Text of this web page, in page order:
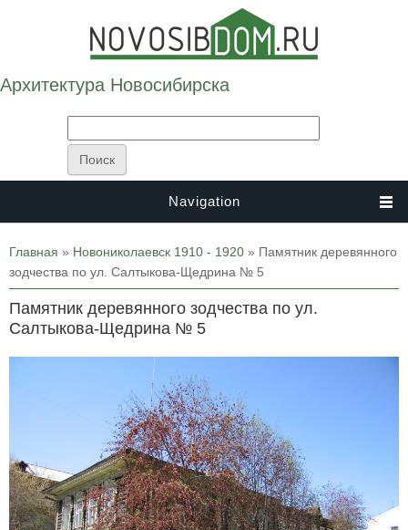
Архитектура Новосибирска
Navigation
Вы здесь
Главная » Новониколаевск 1910 - 1920 » Памятник деревянного
зодчества по ул. Салтыкова-Щедрина № 5
Памятник деревянного зодчества по ул.
Салтыкова-Щедрина № 5